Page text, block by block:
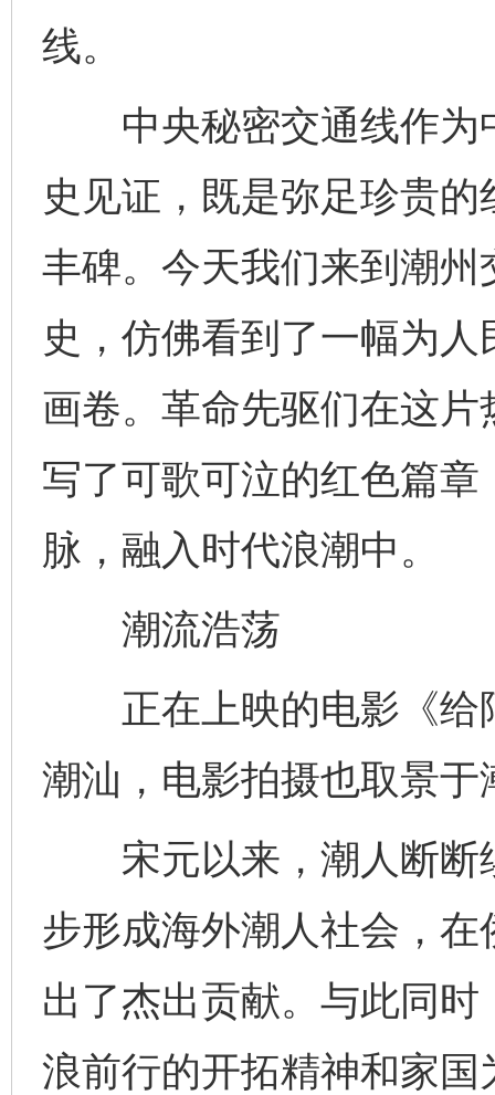
线。
中央秘密交通线作为
史见证，既是弥足珍贵
丰碑。今天我们来到潮
史，仿佛看到了一幅为
画卷。革命先驱们在这
写了可歌可泣的红色篇
脉，融入时代浪潮中。
潮流浩荡
正在上映的电影《给
潮汕，电影拍摄也取景于
宋元以来，潮人断断
步形成海外潮人社会，
出了杰出贡献。与此同
浪前行的开拓精神和家